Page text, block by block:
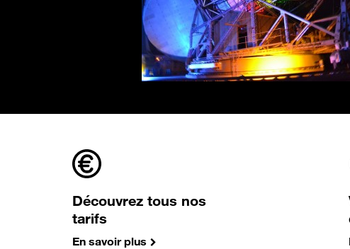
Découvrez tous nos
tarifs
En savoir plus